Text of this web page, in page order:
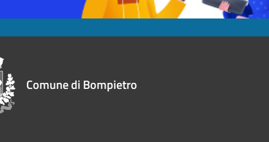
Comune di Bompietro